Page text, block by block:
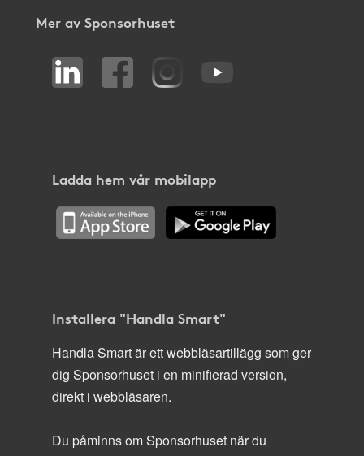
Mer av Sponsorhuset
Ladda hem vår mobilapp
Installera "Handla Smart"
Handla Smart är ett webbläsartillägg som ger
dig Sponsorhuset i en minifierad version,
direkt i webbläsaren.
Du påminns om Sponsorhuset när du